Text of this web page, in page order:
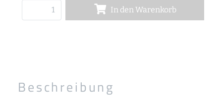
In den Warenkorb
Beschreibung